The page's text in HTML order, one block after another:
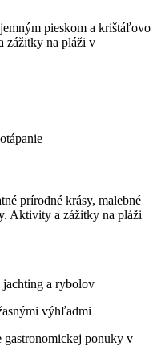
pieskom a krištáľovo
zážitky na pláži v
prírodné krásy, malebné
Aktivity a zážitky na pláži
a rybolov
výhľadmi